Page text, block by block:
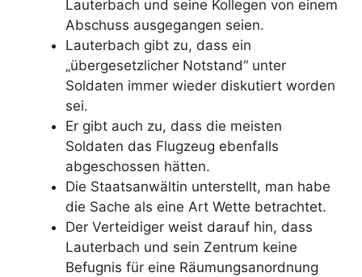
Lauterbach und seine Kollegen von einem
Abschuss ausgegangen seien.
Lauterbach gibt zu, dass ein
„übergesetzlicher Notstand“ unter
Soldaten immer wieder diskutiert worden
sei.
Er gibt auch zu, dass die meisten
Soldaten das Flugzeug ebenfalls
abgeschossen hätten.
Die Staatsanwältin unterstellt, man habe
die Sache als eine Art Wette betrachtet.
Der Verteidiger weist darauf hin, dass
Lauterbach und sein Zentrum keine
Befugnis für eine Räumungsanordnung